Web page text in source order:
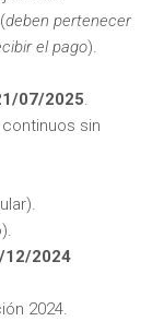
deben pertenecer
el pago).
07/2025.
sin
12/2024
2024.